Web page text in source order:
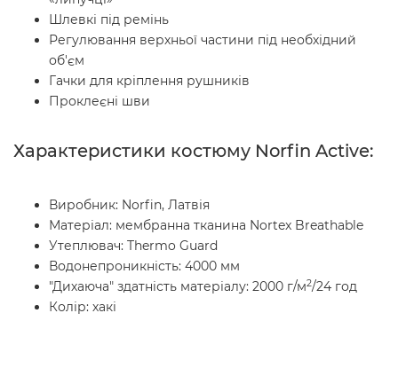
Шлевкі під ремінь
Регулювання верхньої частини під необхідний
об'єм
Гачки для кріплення рушників
Проклеєні шви
Характеристики костюму Norfin Active:
Виробник: Norfin, Латвія
Матеріал: мембранна тканина Nortex Breathable
Утеплювач: Thermo Guard
Водонепроникність: 4000 мм
"Дихаюча" здатність матеріалу: 2000 г/м2/24 год
Колір: хакі